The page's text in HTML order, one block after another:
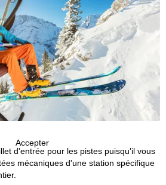
vous acceptez l'utilisation des cookies
au fonctionnement. Si vous cliquez
que les services techniquement et
à l'exécution du contrat.
informations sur l'utilisation des
modifier vos paramètres dans nos
informations sur la personne
légales. Vous trouverez des
du traitement et vos droits dans notre
.
Accepter
d'entrée pour les pistes puisqu'il vous
mécaniques d'une station spécifique